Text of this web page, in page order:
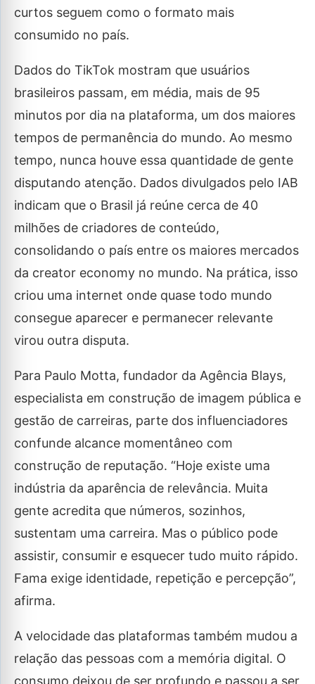
curtos seguem como o formato mais
consumido no país.
Dados do TikTok mostram que usuários
brasileiros passam, em média, mais de 95
minutos por dia na plataforma, um dos maiores
tempos de permanência do mundo. Ao mesmo
tempo, nunca houve essa quantidade de gente
disputando atenção. Dados divulgados pelo IAB
indicam que o Brasil já reúne cerca de 40
milhões de criadores de conteúdo,
consolidando o país entre os maiores mercados
da creator economy no mundo. Na prática, isso
criou uma internet onde quase todo mundo
consegue aparecer e permanecer relevante
virou outra disputa.
Para Paulo Motta, fundador da Agência Blays,
especialista em construção de imagem pública e
gestão de carreiras, parte dos influenciadores
confunde alcance momentâneo com
construção de reputação. “Hoje existe uma
indústria da aparência de relevância. Muita
gente acredita que números, sozinhos,
sustentam uma carreira. Mas o público pode
assistir, consumir e esquecer tudo muito rápido.
Fama exige identidade, repetição e percepção”,
afirma.
A velocidade das plataformas também mudou a
relação das pessoas com a memória digital. O